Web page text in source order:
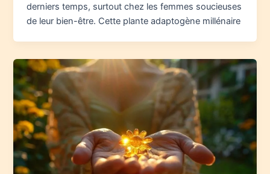
derniers temps, surtout chez les femmes soucieuses
de leur bien-être. Cette plante adaptogène millénaire